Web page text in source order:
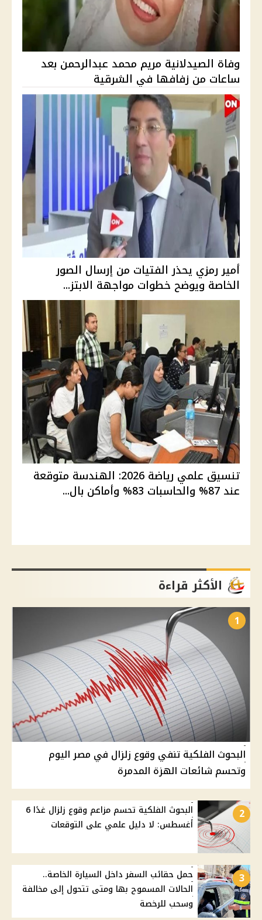
وفاة الصيدلانية مريم محمد عبدالرحمن بعد
ساعات من زفافها في الشرقية
أمير رمزي يحذر الفتيات من إرسال الصور
الخاصة ويوضح خطوات مواجهة الابتز...
تنسيق علمي رياضة 2026: الهندسة متوقعة
عند 87% والحاسبات 83% وأماكن بال...
الأكثر قراءة
1
البحوث الفلكية تنفي وقوع زلزال في مصر اليوم
وتحسم شائعات الهزة المدمرة
2
البحوث الفلكية تحسم مزاعم وقوع زلزال غدًا 6
أغسطس: لا دليل علمي على التوقعات
3
حمل حقائب السفر داخل السيارة الخاصة..
الحالات المسموح بها ومتى تتحول إلى مخالفة
وسحب للرخصة